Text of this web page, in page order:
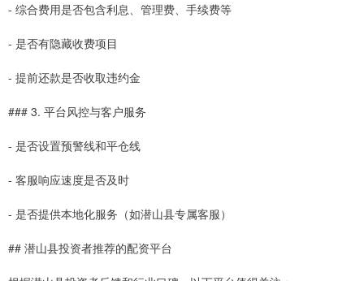
- 综合费用是否包含利息、管理费、手续费等
- 是否有隐藏收费项目
- 提前还款是否收取违约金
### 3. 平台风控与客户服务
- 是否设置预警线和平仓线
- 客服响应速度是否及时
- 是否提供本地化服务（如潜山县专属客服）
## 潜山县投资者推荐的配资平台